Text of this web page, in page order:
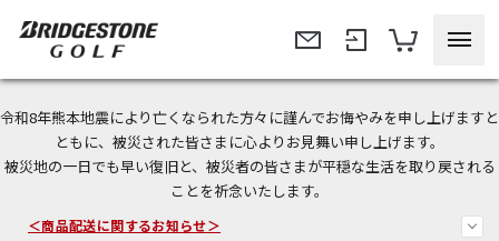
令和8年熊本地震により亡くなられた方々に謹んでお悔やみを申し上げますと
ともに、被災された皆さまに心よりお見舞い申し上げます。
被災地の一日でも早い復旧と、被災者の皆さまが平穏な生活を取り戻される
ことを祈念いたします。
＜夏季休暇中のご注文・発送・お問い合わせ＞
今なら新規会員登録で1,000円OFFクーポンプレゼント！
＜商品配送に関するお知らせ＞